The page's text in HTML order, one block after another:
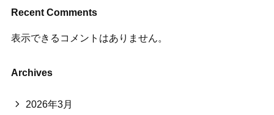
Recent Comments
表示できるコメントはありません。
Archives
2026年3月